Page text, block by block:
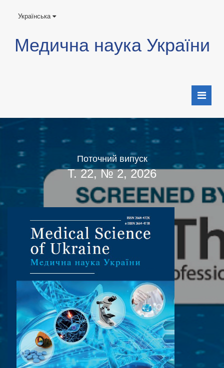
Українська
Медична наука України
Поточний випуск
Т. 22, № 2, 2026